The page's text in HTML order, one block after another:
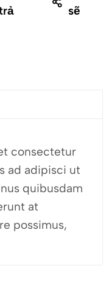
sẽ
consectetur
ad adipisci ut
quibusdam
at
possimus,